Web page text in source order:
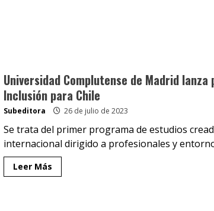
Universidad Complutense de Madrid
Inclusión para Chile
Subeditora 26 de julio de 2023
Se trata del primer programa de estudios
internacional dirigido a profesionales y
Leer Más